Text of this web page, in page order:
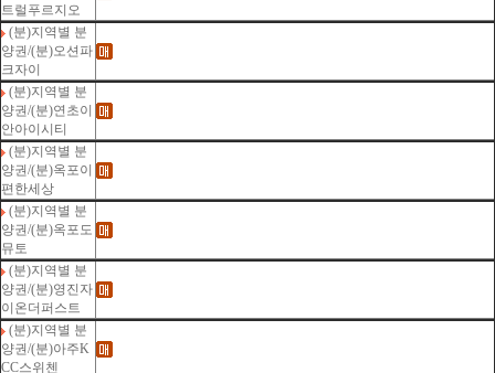
트럴푸르지오
(분)지역별 분
양권/(분)오션파
크자이
(분)지역별 분
양권/(분)연초이
안아이시티
(분)지역별 분
양권/(분)옥포이
편한세상
(분)지역별 분
양권/(분)옥포도
뮤토
(분)지역별 분
양권/(분)영진자
이온더퍼스트
(분)지역별 분
양권/(분)아주K
CC스위첸